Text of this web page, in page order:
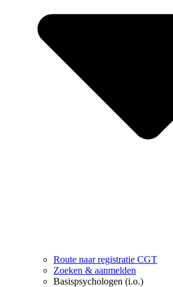
Route naar registratie CGT
Zoeken & aanmelden
Basispsychologen (i.o.)